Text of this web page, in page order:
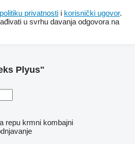
politiku privatnosti i korisnički ugovor.
​​u svrhu davanja odgovora na
Plyus"
repu krmni kombajni